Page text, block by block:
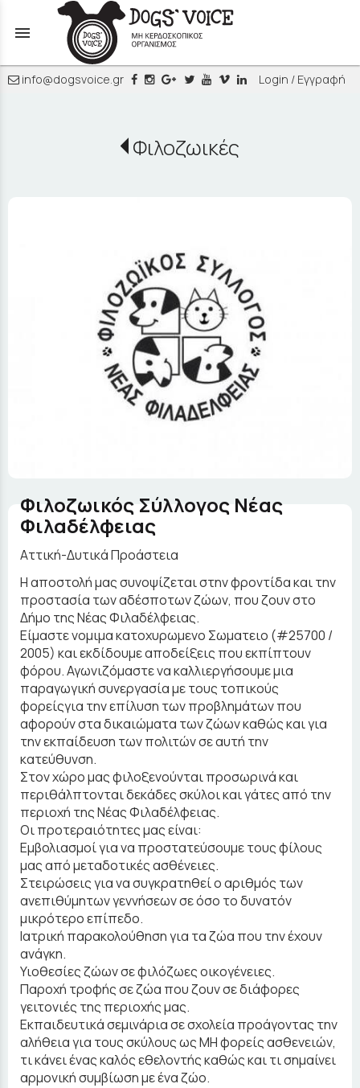
menu
info@dogsvoice.gr Login / Εγγραφή
Φιλοζωικές
Φιλοζωικός Σύλλογος Νέας
Φιλαδέλφειας
Αττική-Δυτικά Προάστεια
Η αποστολή μας συνοψίζεται στην φροντίδα και την
προστασία των αδέσποτων ζώων, που ζουν στο
Δήμο της Νέας Φιλαδέλφειας.
Είμαστε νομιμα κατοχυρωμενο Σωματειο (#25700 /
2005) και εκδίδουμε αποδείξεις που εκπίπτουν
φόρου. Αγωνιζόμαστε να καλλιεργήσουμε μια
παραγωγική συνεργασία με τους τοπικούς
φορείςγια την επίλυση των προβλημάτων που
αφορούν στα δικαιώματα των ζώων καθώς και για
την εκπαίδευση των πολιτών σε αυτή την
κατεύθυνση.
Στον χώρο μας φιλοξενούνται προσωρινά και
περιθάλπτονται δεκάδες σκύλοι και γάτες από την
περιοχή της Νέας Φιλαδέλφειας.
Οι προτεραιότητες μας είναι:
Εμβολιασμοί για να προστατεύσουμε τους φίλους
μας από μεταδοτικές ασθένειες.
Στειρώσεις για να συγκρατηθεί ο αριθμός των
ανεπιθύμητων γεννήσεων σε όσο το δυνατόν
μικρότερο επίπεδο.
Ιατρική παρακολούθηση για τα ζώα που την έχουν
ανάγκη.
Υιοθεσίες ζώων σε φιλόζωες οικογένειες.
Παροχή τροφής σε ζώα που ζουν σε διάφορες
γειτονιές της περιοχής μας.
Εκπαιδευτικά σεμινάρια σε σχολεία προάγοντας την
αλήθεια για τους σκύλους ως ΜΗ φορείς ασθενειών,
τι κάνει ένας καλός εθελοντής καθώς και τι σημαίνει
αρμονική συμβίωση με ένα ζώο.